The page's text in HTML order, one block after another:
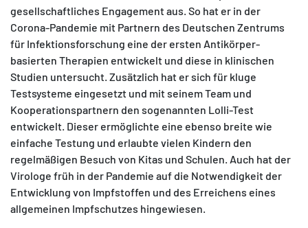
gesellschaftliches Engagement aus. So hat er in der
Corona-Pandemie mit Partnern des Deutschen Zentrums
für Infektionsforschung eine der ersten Antikörper-
basierten Therapien entwickelt und diese in klinischen
Studien untersucht. Zusätzlich hat er sich für kluge
Testsysteme eingesetzt und mit seinem Team und
Kooperationspartnern den sogenannten Lolli-Test
entwickelt. Dieser ermöglichte eine ebenso breite wie
einfache Testung und erlaubte vielen Kindern den
regelmäßigen Besuch von Kitas und Schulen. Auch hat der
Virologe früh in der Pandemie auf die Notwendigkeit der
Entwicklung von Impfstoffen und des Erreichens eines
allgemeinen Impfschutzes hingewiesen.